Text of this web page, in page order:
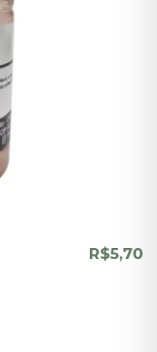
R$5,70